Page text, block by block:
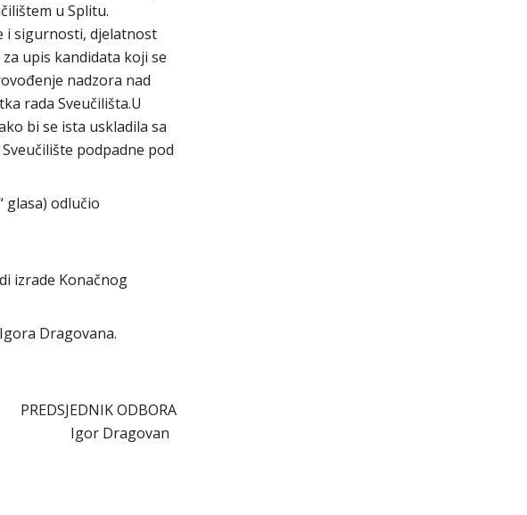
u Splitu.
i sigurnosti, djelatnost
upis kandidata koji se
nadzora nad
rada Sveučilišta.U
bi se ista uskladila sa
podpadne pod
glasa) odlučio
izrade Konačnog
Dragovana.
PREDSJEDNIK ODBORA
Igor Dragovan